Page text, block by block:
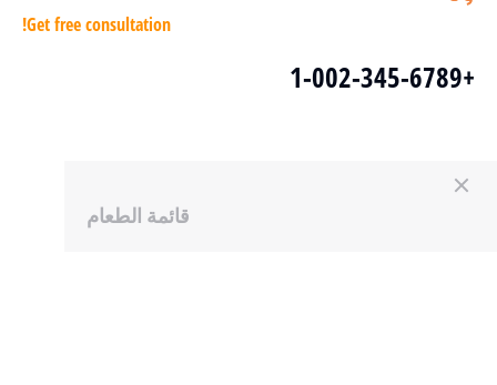
Get free consultation!
+1-002-345-6789
قائمة الطعام